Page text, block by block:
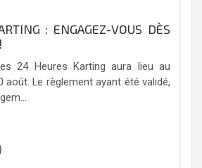
: ENGAGEZ-VOUS DÈS
24 Heures Karting aura lieu au
août. Le règlement ayant été validé,